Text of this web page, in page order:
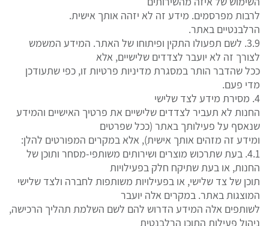
לרבות מפרסמים. מידע זה לא יזהה אותך אישית.
הרלבנטיים באתר.
3.9. לשם תפעולו התקין ופיתוחו של האתר. המידע המשמש
לצורך זה לא יועבר לצדדים שלישיים, אלא
ככל שהדבר הותר במסגרת מדיניות פרטיות זו, כפי שתעודכן
מדי פעם.
4. מסירת מידע לצד שלישי
החנות לא תעביר לצדדים שלישיים את פרטיך האישיים והמידע
שנאסף על פעילותך באתר (ככל שפרטים
ומידע זה מזהים אותך אישית), אלא במקרים המפורטים להלן:
4.1. בעת שתרכוש מוצרים ושירותים משותפי-מסחר ותוכן של
החנות, או בעת שתיקח חלק בפעילויות
תוכן של צד שלישי, או בפעילויות משותפות לחברה ולצד שלישי
המוצגות באתר. במקרים אלה יועבר
לשותפים אלה המידע הדרוש להם לשם השלמת תהליך הרכישה,
ניהול פעילות התוכן הרלבנטית